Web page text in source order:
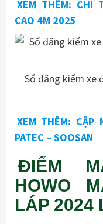
XEM THÊM: CHI
CAO 4M 2025
Sổ đăng kiểm xe
XEM THÊM: CẬP
PATEC – SOOSAN
ĐIỂM
HOWO
LÁP 2024